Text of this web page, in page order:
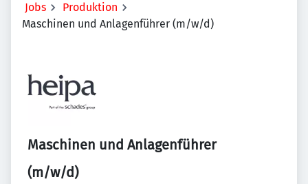
Jobs
Produktion
Maschinen und Anlagenführer (m/w/d)
Maschinen und Anlagenführer
(m/w/d)